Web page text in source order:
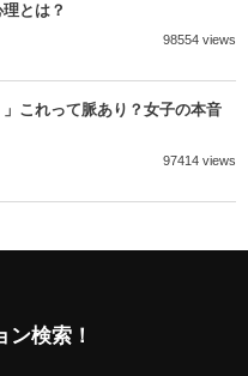
とは？
98554 views
」これって脈あり？女子の本音
97414 views
ン検索！